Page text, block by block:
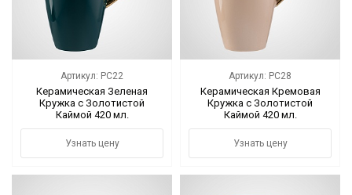
Артикул: PC22
Керамическая Зеленая
Кружка с Золотистой
Каймой 420 мл.
Узнать цену
Артикул: PC28
Керамическая Кремовая
Кружка с Золотистой
Каймой 420 мл.
Узнать цену